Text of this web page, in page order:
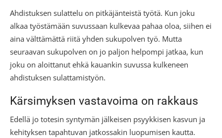
Ahdistuksen sulattelu on pitkäjänteistä työtä. Kun joku
alkaa työstämään suvussaan kulkevaa pahaa oloa, siihen ei
aina välttämättä riitä yhden sukupolven työ. Mutta
seuraavan sukupolven on jo paljon helpompi jatkaa, kun
joku on aloittanut ehkä kauankin suvussa kulkeneen
ahdistuksen sulattamistyön.
Kärsimyksen vastavoima on rakkaus
Edellä jo totesin syntymän jälkeisen psyykkisen kasvun ja
kehityksen tapahtuvan jatkossakin luopumisen kautta.